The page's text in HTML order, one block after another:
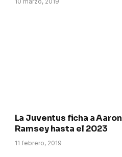
La Juventus ficha a Aaron
Ramsey hasta el 2023
11 febrero, 2019